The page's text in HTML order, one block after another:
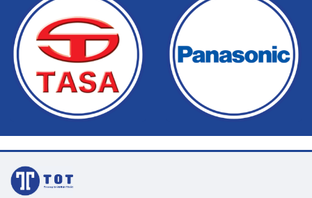
Gạch MOL-I01 mà Buildshop bán là sản phẩm chính hãng
Hoàn tiền nếu phát hiện hàng giả, hàng nhái
Dịch vụ nhanh chóng, tiết kiệm thời gian và tiền bạc cho khách
hàng